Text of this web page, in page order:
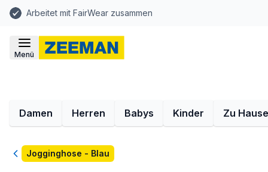
Arbeitet mit FairWear zusammen
Menü
Damen Herren Babys Kinder Zu Hause
ZurückJogginghose - Blau